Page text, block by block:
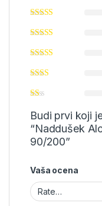
Budi prvi koji
“Naddušek
90/200”
Vaša ocena